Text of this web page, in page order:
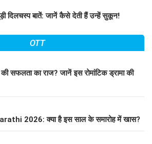
दिलचस्प बातें: जानें कैसे देती हैं उन्हें सुकून!
OTT
सफलता का राज? जानें इस रोमांटिक ड्रामा की
2026: क्या है इस साल के समारोह में खास?